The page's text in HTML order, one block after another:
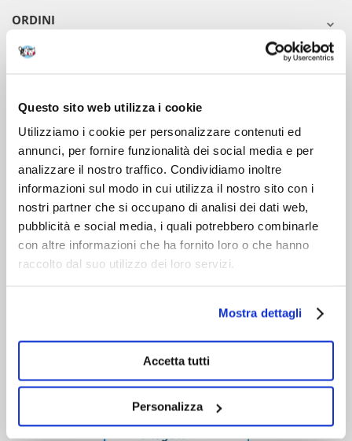
Questo sito web utilizza i cookie
Utilizziamo i cookie per personalizzare contenuti ed
annunci, per fornire funzionalità dei social media e per
analizzare il nostro traffico. Condividiamo inoltre
informazioni sul modo in cui utilizza il nostro sito con i
nostri partner che si occupano di analisi dei dati web,
pubblicità e social media, i quali potrebbero combinarle
con altre informazioni che ha fornito loro o che hanno
raccolto dal suo utilizzo dei loro servizi.
Mostra dettagli
Accetta tutti
Personalizza
ORDINI
DOPO L'ACQUISTO
VIENI A CONOSCERCI